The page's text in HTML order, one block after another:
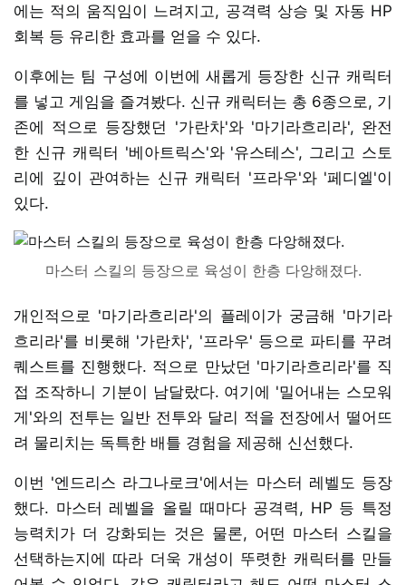
에는 적의 움직임이 느려지고, 공격력 상승 및 자동 HP
회복 등 유리한 효과를 얻을 수 있다.
이후에는 팀 구성에 이번에 새롭게 등장한 신규 캐릭터
를 넣고 게임을 즐겨봤다. 신규 캐릭터는 총 6종으로, 기
존에 적으로 등장했던 '가란차'와 '마기라흐리라', 완전
한 신규 캐릭터 '베아트릭스'와 '유스테스', 그리고 스토
리에 깊이 관여하는 신규 캐릭터 '프라우'와 '페디엘'이
있다.
마스터 스킬의 등장으로 육성이 한층 다앙해졌다.
개인적으로 '마기라흐리라'의 플레이가 궁금해 '마기라
흐리라'를 비롯해 '가란차', '프라우' 등으로 파티를 꾸려
퀘스트를 진행했다. 적으로 만났던 '마기라흐리라'를 직
접 조작하니 기분이 남달랐다. 여기에 '밀어내는 스모워
게'와의 전투는 일반 전투와 달리 적을 전장에서 떨어뜨
려 물리치는 독특한 배틀 경험을 제공해 신선했다.
이번 '엔드리스 라그나로크'에서는 마스터 레벨도 등장
했다. 마스터 레벨을 올릴 때마다 공격력, HP 등 특정
능력치가 더 강화되는 것은 물론, 어떤 마스터 스킬을
선택하는지에 따라 더욱 개성이 뚜렷한 캐릭터를 만들